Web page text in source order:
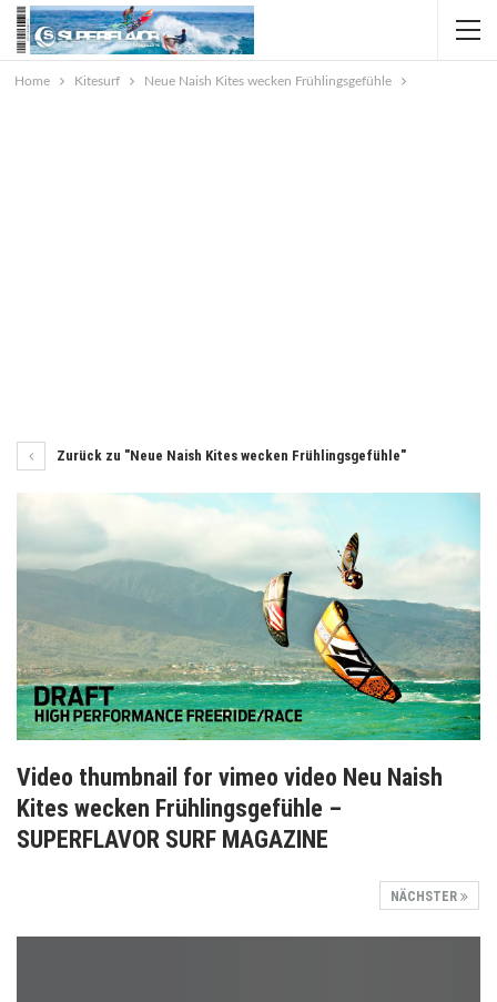
Home Kitesurf Neue Naish Kites wecken Frühlingsgefühle
Zurück zu "Neue Naish Kites wecken Frühlingsgefühle"
Video thumbnail for vimeo video Neu Naish
Kites wecken Frühlingsgefühle –
SUPERFLAVOR SURF MAGAZINE
NÄCHSTER